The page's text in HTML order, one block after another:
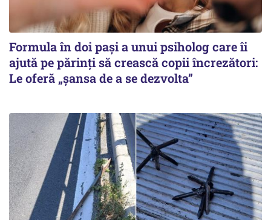
Formula în doi pași a unui psiholog care îi
ajută pe părinți să crească copii încrezători:
Le oferă „șansa de a se dezvolta”